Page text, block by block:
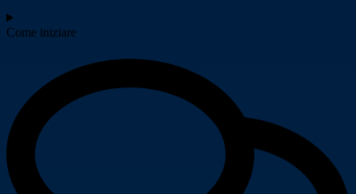
Come iniziare